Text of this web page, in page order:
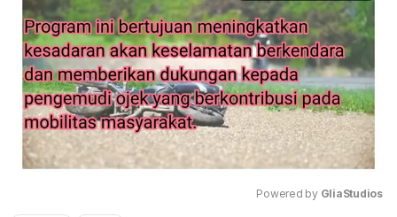
Powered by GliaStudios